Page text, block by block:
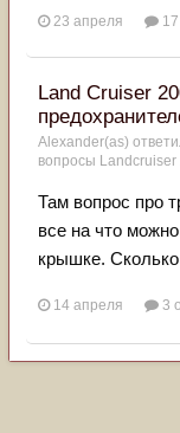
23 апреля
Land Cruiser
Alexander(as)
вопросы
Там вопрос про
все на что
крышке. Сколько
14 апреля 3